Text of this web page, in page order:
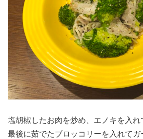
塩胡椒したお肉を炒め、エノキを入れ
最後に茹でたブロッコリーを入れて